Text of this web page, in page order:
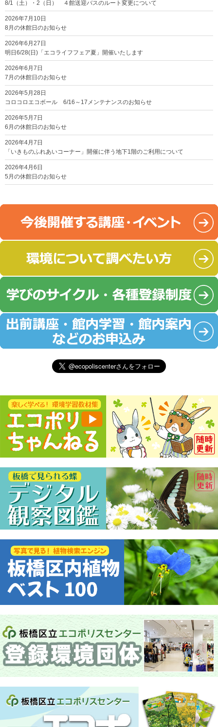
8/1（土）・2（日） ４館送迎バスのルート変更について
2026年7月10日
8月の休館日のお知らせ
2026年6月27日
明日6/28(日)「エコライフフェア夏」開催いたします
2026年6月7日
7月の休館日のお知らせ
2026年5月28日
コロコロエコボール 6/16～17メンテナンスのお知らせ
2026年5月7日
6月の休館日のお知らせ
2026年4月7日
「いきものふれあいコーナー」開催に伴う地下1階のご利用について
2026年4月6日
5月の休館日のお知らせ